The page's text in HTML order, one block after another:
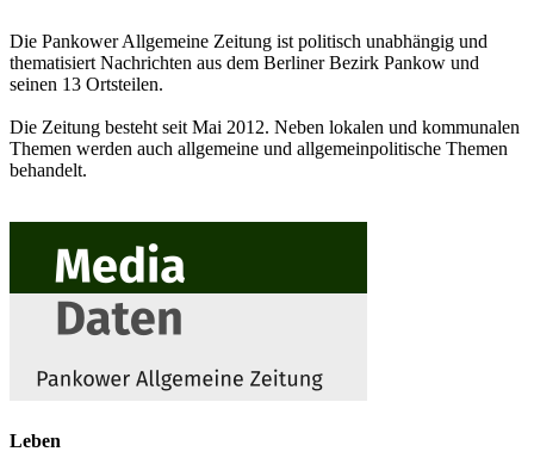
Die Pankower Allgemeine Zeitung ist politisch unabhängig und
thematisiert Nachrichten aus dem Berliner Bezirk Pankow und
seinen 13 Ortsteilen.
Die Zeitung besteht seit Mai 2012. Neben lokalen und kommunalen
Themen werden auch allgemeine und allgemeinpolitische Themen
behandelt.
Leben